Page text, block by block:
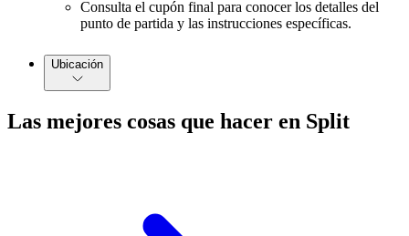
Consulta el cupón final para conocer los detalles del
punto de partida y las instrucciones específicas.
Ubicación
Las mejores cosas que hacer en Split